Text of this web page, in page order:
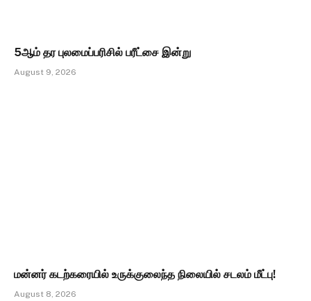
5ஆம் தர புலமைப்பரிசில் பரீட்சை இன்று
August 9, 2026
மன்னர் கடற்கரையில் உருக்குலைந்த நிலையில் சடலம் மீட்பு!
August 8, 2026